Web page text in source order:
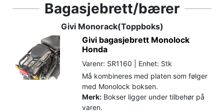
Bagasjebrett/bærer
Givi Monorack(Toppboks)
Givi bagasjebrett Monolock
Honda
Varenr: SR1160 | Enhet: Stk
Må kombineres med platen som følger
med Monolock boksen.
Merk: Bokser ligger under tilbehør på
varen.